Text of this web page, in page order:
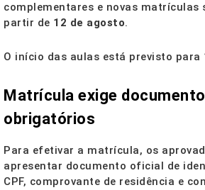
complementares e novas matrículas
partir de 12 de agosto.
O início das aulas está previsto para
Matrícula exige
obrigatórios
Para efetivar a matrícula, os
apresentar documento oficial de
CPF, comprovante de residência e